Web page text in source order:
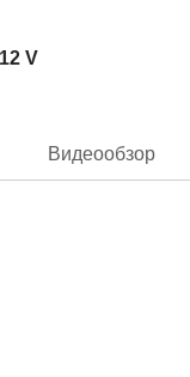
V
Видеообзор